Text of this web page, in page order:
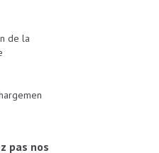
de la
pas nos